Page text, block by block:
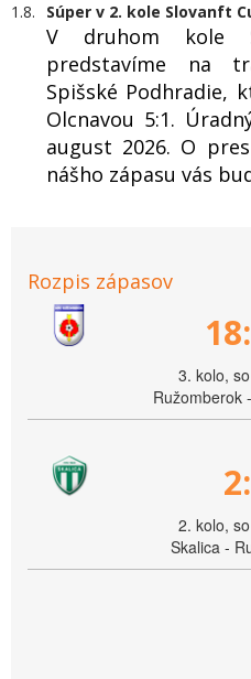
1.8. Súper v 2. kole Slovanft
V druhom kole
predstavíme na
Spišské Podhradie,
Olcnavou 5:1.
august 2026. O
nášho zápasu vás
Rozpis zápasov
3. kolo,
Ružomberok
2. kolo,
Skalica -